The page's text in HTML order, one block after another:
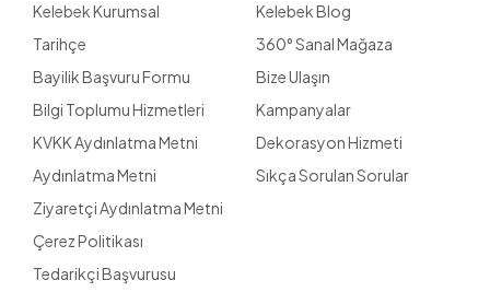
Kelebek Kurumsal
Tarihçe
Bayilik Başvuru Formu
Bilgi Toplumu Hizmetleri
KVKK Aydınlatma Metni
Aydınlatma Metni
Ziyaretçi Aydınlatma Metni
Çerez Politikası
Tedarikçi Başvurusu
Kelebek Blog
360° Sanal Mağaza
Bize Ulaşın
Kampanyalar
Dekorasyon Hizmeti
Sıkça Sorulan Sorular